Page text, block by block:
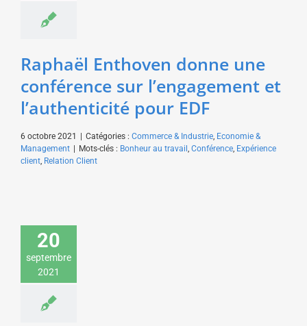
Raphaël Enthoven donne une
conférence sur l’engagement et
l’authenticité pour EDF
6 octobre 2021 Catégories : Commerce & Industrie, Economie &
Management
Mots-clés : Bonheur au travail , Conférence, Expérience
client, Relation Client
20
septembre
2021